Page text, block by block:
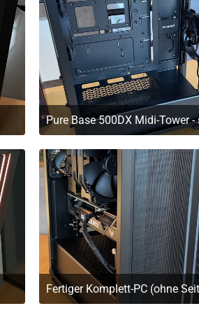
29. März 2023 um 11:20
29. März 2023 um 11:17